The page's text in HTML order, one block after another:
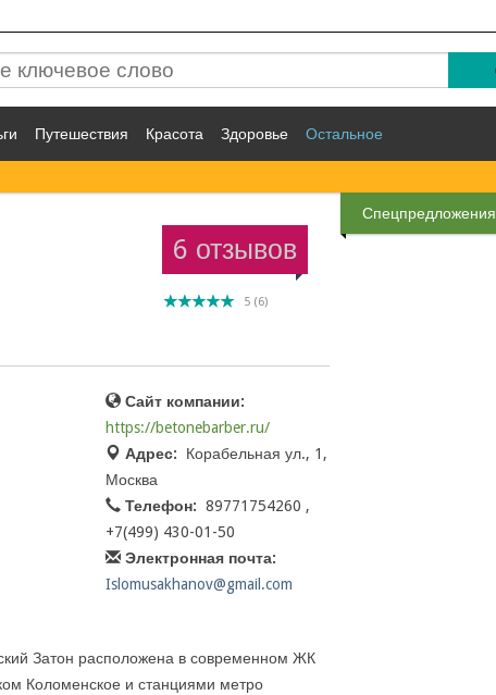
Путешествия Красота Здоровье Остальное
6 отзывов
5 (6)
Сайт компании:
https://betonebarber.ru/
Адрес:
Корабельная ул., 1,
Москва
Телефон: 89771754260 ,
+7(499) 430-01-50
Электронная почта:
Islomusakhanov@gmail.com
Затон расположена в современном ЖК
Коломенское и станциями метро
Спецпредложения